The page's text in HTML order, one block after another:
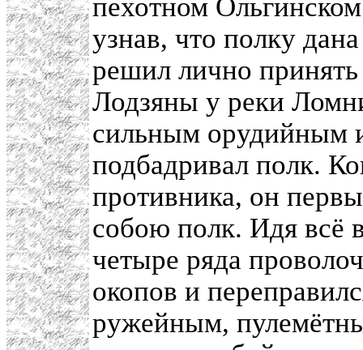
пехотном
узнав, что полку
решил лично
Лодзяны у реки
сильным орудийным
подбадривал полк.
противника, он
собою полк. Идя всё
четыре ряда
окопов и
ружейным,